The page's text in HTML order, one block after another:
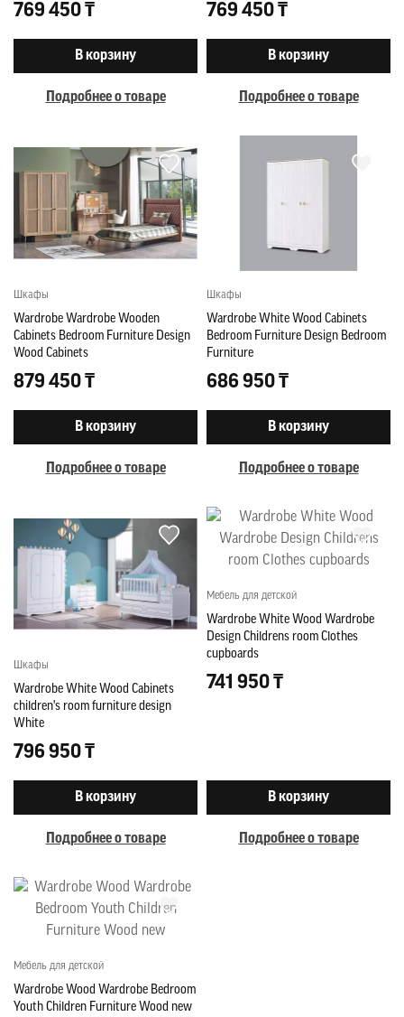
769 450 ₸
В корзину
Подробнее о товаре
769 450 ₸
В корзину
Подробнее о товаре
Шкафы
Wardrobe Wardrobe Wooden
Cabinets Bedroom Furniture Design
Wood Cabinets
879 450 ₸
В корзину
Подробнее о товаре
Шкафы
Wardrobe White Wood Cabinets
Bedroom Furniture Design Bedroom
Furniture
686 950 ₸
В корзину
Подробнее о товаре
Шкафы
Wardrobe White Wood Cabinets
children's room furniture design
White
796 950 ₸
В корзину
Подробнее о товаре
Мебель для детской
Wardrobe White Wood Wardrobe
Design Childrens room Clothes
cupboards
741 950 ₸
В корзину
Подробнее о товаре
Мебель для детской
Wardrobe Wood Wardrobe Bedroom
Youth Children Furniture Wood new